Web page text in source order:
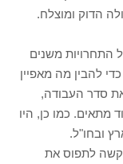
הדוק ומוצלח.
התחרויות משנים
להבין מה מאפיין
סדר העבודה,
מתאים. כמו כן, היו
ובחו"ל.
קשה לתפוס את